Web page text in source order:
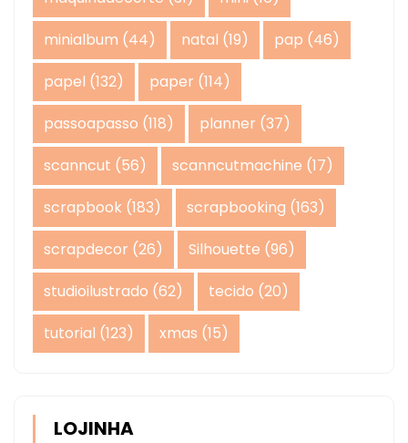
minialbum (44) natal (19) pap (46)
papel (132) paper (114)
passoapasso (118) planner (37)
scanncut (56) scanncutmachine (17)
scrapbook (183) scrapbooking (163)
scrapdecor (26) Silhouette (96)
studioilustrado (62) tecido (20)
tutorial (123) xmas (15)
LOJINHA